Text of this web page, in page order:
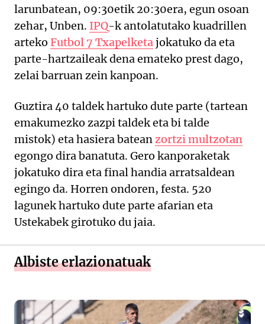
larunbatean, 09:30etik 20:30era, egun osoan
zehar, Unben. IPQ-k antolatutako kuadrillen
arteko Futbol 7 Txapelketajokatuko da eta
parte-hartzaileak dena emateko prest dago,
zelai barruan zein kanpoan.
Guztira 40 taldek hartuko dute parte (tartean
emakumezko zazpi taldek eta bi talde
mistok) eta hasiera bateanzortzi multzotan
egongo dira banatuta. Gero kanporaketak
jokatuko dira eta final handia arratsaldean
egingo da. Horren ondoren, festa. 520
lagunek hartuko dute parte afarian eta
Ustekabek girotuko du jaia.
Albiste erlazionatuak